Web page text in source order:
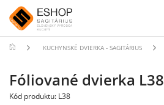
KUCHYNSKÉ DVIERKA - SAGITÁRIUS
Fóliované dvierka L38
Kód produktu: L38